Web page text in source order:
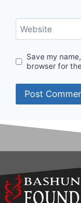
Website
Save my
browser for